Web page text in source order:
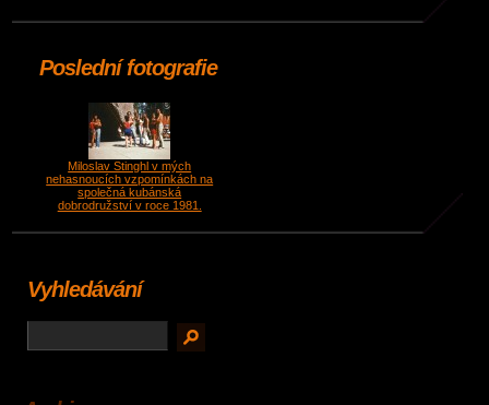
Poslední fotografie
Miloslav Stinghl v mých
nehasnoucích vzpomínkách na
společná kubánská
dobrodružství v roce 1981.
Vyhledávání